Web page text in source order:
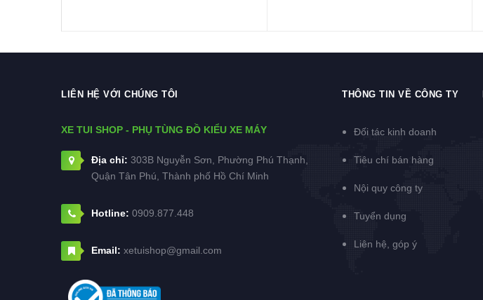
LIÊN HỆ VỚI CHÚNG TÔI
XE TUI SHOP - PHỤ TÙNG ĐỒ KIỂU XE MÁY
Địa chỉ: 303B Nguyễn Sơn, Phường Phú Thạnh,
Quận Tân Phú, Thành phố Hồ Chí Minh
Hotline: 0909.877.448
Email: xetuishop@gmail.com
THÔNG TIN VỀ CÔNG TY
Đối tác kinh doanh
Tiêu chí bán hàng
Nội quy công ty
Tuyển dụng
Liên hệ, góp ý